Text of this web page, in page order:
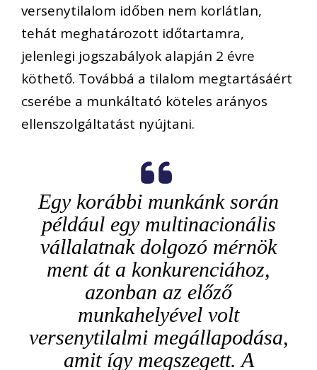
versenytilalom időben nem korlátlan,
tehát meghatározott időtartamra,
jelenlegi jogszabályok alapján 2 évre
köthető. Továbbá a tilalom megtartásáért
cserébe a munkáltató köteles arányos
ellenszolgáltatást nyújtani.
Egy korábbi munkánk során
például egy multinacionális
vállalatnak dolgozó mérnök
ment át a konkurenciához,
azonban az előző
munkahelyével volt
versenytilalmi megállapodása,
amit így megszegett. A